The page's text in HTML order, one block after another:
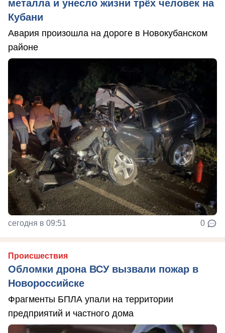
металла и унесло жизни трёх человек на
Кубани
Авария произошла на дороге в Новокубанском
районе
сегодня в 09:51 0
Происшествия
Обломки дрона ВСУ вызвали пожар в
Новороссийске
Фрагменты БПЛА упали на территории
предприятий и частного дома